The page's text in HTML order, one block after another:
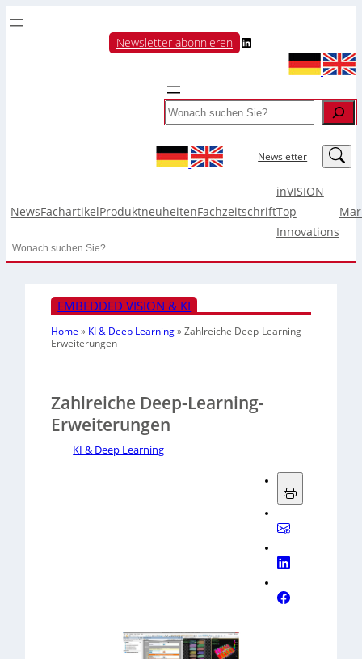
Newsletter abonnieren LinkedIn
Search
Newsletter LinkedIn
NewsFachartikelProduktneuheitenFachzeitschrift
inVISION
Top
Innovations
Search
EMBEDDED VISION & KI
Home » KI & Deep Learning»Zahlreiche Deep-Learning-
Erweiterungen
Zahlreiche Deep-Learning-
Erweiterungen
KI & Deep Learning